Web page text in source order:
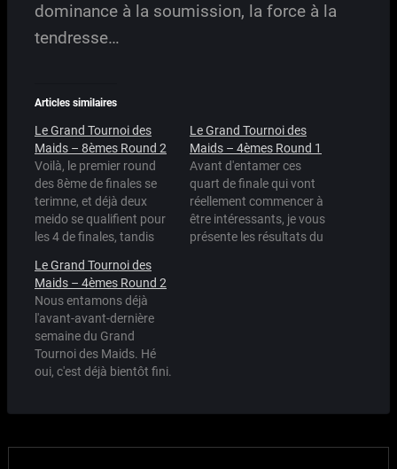
dominance à la soumission, la force à la
tendresse…
Articles similaires
Le Grand Tournoi des
Maids – 8èmes Round 2
Voilà, le premier round
des 8ème de finales se
terimne, et déjà deux
meido se qualifient pour
les 4 de finales, tandis
éliminées du tournoi.
Ainsi, Maria a dicté sa loi
à la pauvre petite May
d'un 87% à 13% sans
appel. On dira ce qu'on…
Le Grand Tournoi des
Maids – 4èmes Round 1
Avant d'entamer ces
quart de finale qui vont
réellement commencer à
être intéressants, je vous
présente les résultats du
Le Grand Tournoi des
Maids – 4èmes Round 2
Nous entamons déjà
l'avant-avant-dernière
semaine du Grand
Tournoi des Maids. Hé
oui, c'est déjà bientôt fini.